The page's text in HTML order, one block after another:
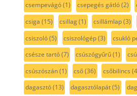
csempevágó(1) csepegés gátló(2)
csiga (15) csillag(1) csillámlap(3)
csiszoló(5) csiszológép(3) csukló
csésze tartó(7) csúszógyűrű(1)
csúszószán(1) cső(36) csőbilincs
dagasztó(13) dagasztólapát(5)